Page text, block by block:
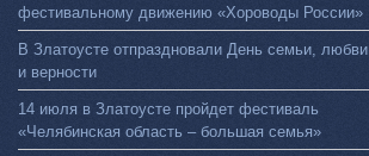
фестивальному движению «Хороводы России»
В Златоусте отпраздновали День семьи, любви
и верности
14 июля в Златоусте пройдет фестиваль
«Челябинская область – большая семья»